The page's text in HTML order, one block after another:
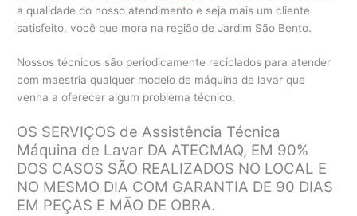
a qualidade do nosso atendimento e seja mais um cliente
satisfeito, você que mora na região de Jardim São Bento.
Nossos técnicos são periodicamente reciclados para atender
com maestria qualquer modelo de máquina de lavar que
venha a oferecer algum problema técnico.
OS SERVIÇOS de Assistência Técnica
Máquina de Lavar DA ATECMAQ, EM 90%
DOS CASOS SÃO REALIZADOS NO LOCAL E
NO MESMO DIA COM GARANTIA DE 90 DIAS
EM PEÇAS E MÃO DE OBRA.